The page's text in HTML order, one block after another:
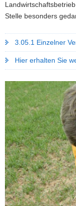
Stelle besonders
3.05.1 Einzelner
Hier erhalten Sie